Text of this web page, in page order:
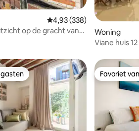
5 op 5, 137 recensies
Gemiddelde beoordeling
4,93 (338)
op de gracht van
Woning
Viane huis
gasten
gasten Favoriet
Favoriet